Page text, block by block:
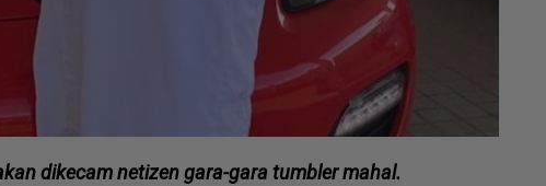
dikecam netizen gara-gara tumbler mahal.